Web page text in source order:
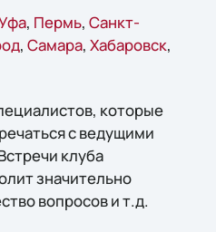
, Пермь, Санкт-
, Самара, Хабаровск,
которые
с ведущими
клуба
значительно
вопросов и т.д.